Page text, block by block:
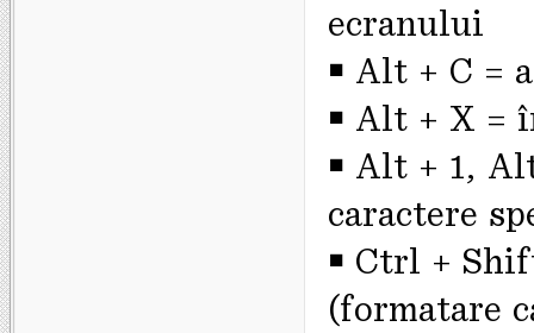
ecranului
￭ Alt + C =
￭ Alt + X =
￭ Alt + 1,
caractere
￭ Ctrl +
(formatare